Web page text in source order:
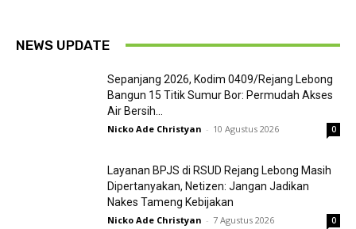
NEWS UPDATE
Sepanjang 2026, Kodim 0409/Rejang Lebong
Bangun 15 Titik Sumur Bor: Permudah Akses
Air Bersih...
Nicko Ade Christyan - 10 Agustus 2026 0
Layanan BPJS di RSUD Rejang Lebong Masih
Dipertanyakan, Netizen: Jangan Jadikan
Nakes Tameng Kebijakan
Nicko Ade Christyan - 7 Agustus 2026 0